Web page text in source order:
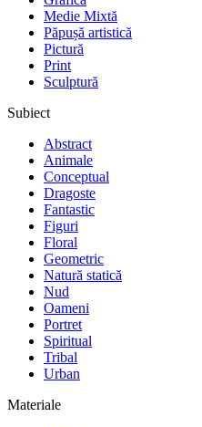
Medie Mixtă
Păpușă artistică
Pictură
Print
Sculptură
Subiect
Abstract
Animale
Conceptual
Dragoste
Fantastic
Figuri
Floral
Geometric
Natură statică
Nud
Oameni
Portret
Spiritual
Tribal
Urban
Materiale